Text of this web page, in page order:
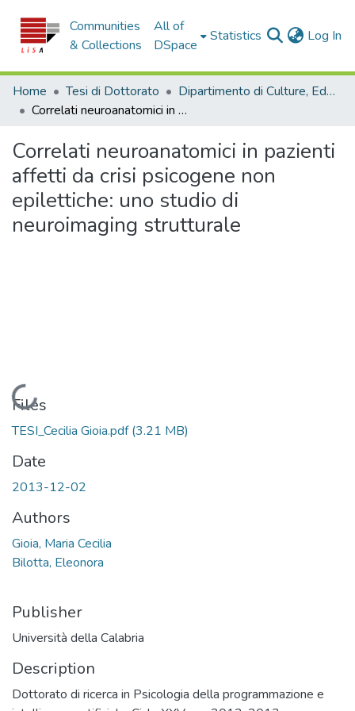
Communities
& Collections
All of
DSpace
Statistics Log In
Home Tesi di Dottorato
Dipartimento di Culture, Educazione e Società - Tesi di Dottorato
Correlati neuroanatomici in pazienti affetti da crisi psicogene non epilettiche: uno studio di neuroimaging strutturale
Correlati neuroanatomici in pazienti
affetti da crisi psicogene non
epilettiche: uno studio di
neuroimaging strutturale
Loading...
Files
TESI_Cecilia Gioia.pdf(3.21 MB)
Date
2013-12-02
Authors
Gioia, Maria Cecilia
Bilotta, Eleonora
Publisher
Università della Calabria
Description
Dottorato di ricerca in Psicologia della programmazione e